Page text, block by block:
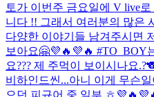
토가 이번주 금요일에 V live
니다 !! 그래서 여러분의 많은
다양한 이야기들 남겨주시면
보아요🤗💜🔥💜🔥 #TO_BOY
요??? 제 주먹이 보이시나요
비하인드씬...아니 이게 무슨
으던 피규어 중 일부 ㅎ